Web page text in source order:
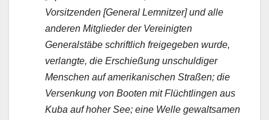
Vorsitzenden [General Lemnitzer] und alle
anderen Mitglieder der Vereinigten
Generalstäbe schriftlich freigegeben wurde,
verlangte, die Erschießung unschuldiger
Menschen auf amerikanischen Straßen; die
Versenkung von Booten mit Flüchtlingen aus
Kuba auf hoher See; eine Welle gewaltsamen